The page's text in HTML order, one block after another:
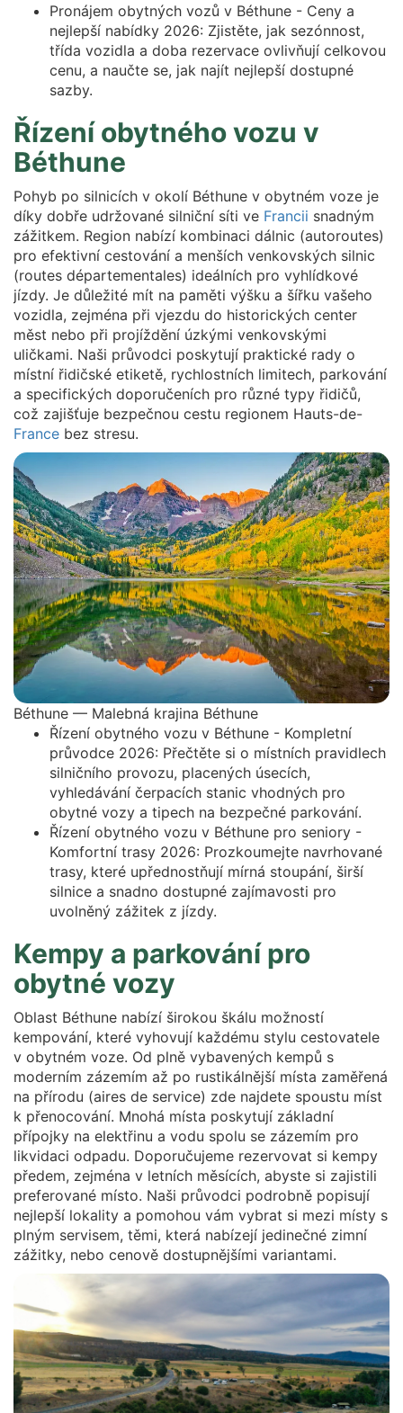
Pronájem obytných vozů v Béthune - Ceny a
nejlepší nabídky 2026: Zjistěte, jak sezónnost,
třída vozidla a doba rezervace ovlivňují celkovou
cenu, a naučte se, jak najít nejlepší dostupné
sazby.
Řízení obytného vozu v
Béthune
Pohyb po silnicích v okolí Béthune v obytném voze je
díky dobře udržované silniční síti ve Francii snadným
zážitkem. Region nabízí kombinaci dálnic (autoroutes)
pro efektivní cestování a menších venkovských silnic
(routes départementales) ideálních pro vyhlídkové
jízdy. Je důležité mít na paměti výšku a šířku vašeho
vozidla, zejména při vjezdu do historických center
měst nebo při projíždění úzkými venkovskými
uličkami. Naši průvodci poskytují praktické rady o
místní řidičské etiketě, rychlostních limitech, parkování
a specifických doporučeních pro různé typy řidičů,
což zajišťuje bezpečnou cestu regionem Hauts-de-
France bez stresu.
Béthune — Malebná krajina Béthune
Řízení obytného vozu v Béthune - Kompletní
průvodce 2026: Přečtěte si o místních pravidlech
silničního provozu, placených úsecích,
vyhledávání čerpacích stanic vhodných pro
obytné vozy a tipech na bezpečné parkování.
Řízení obytného vozu v Béthune pro seniory -
Komfortní trasy 2026: Prozkoumejte navrhované
trasy, které upřednostňují mírná stoupání, širší
silnice a snadno dostupné zajímavosti pro
uvolněný zážitek z jízdy.
Kempy a parkování pro
obytné vozy
Oblast Béthune nabízí širokou škálu možností
kempování, které vyhovují každému stylu cestovatele
v obytném voze. Od plně vybavených kempů s
moderním zázemím až po rustikálnější místa zaměřená
na přírodu (aires de service) zde najdete spoustu míst
k přenocování. Mnohá místa poskytují základní
přípojky na elektřinu a vodu spolu se zázemím pro
likvidaci odpadu. Doporučujeme rezervovat si kempy
předem, zejména v letních měsících, abyste si zajistili
preferované místo. Naši průvodci podrobně popisují
nejlepší lokality a pomohou vám vybrat si mezi místy s
plným servisem, těmi, která nabízejí jedinečné zimní
zážitky, nebo cenově dostupnějšími variantami.